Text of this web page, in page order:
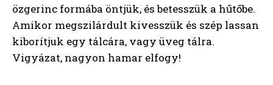
özgerinc formába öntjük, és betesszük a hűtőbe.
Amikor megszilárdult kivesszük és szép lassan
kiborítjuk egy tálcára, vagy üveg tálra.
Vigyázat, nagyon hamar elfogy!